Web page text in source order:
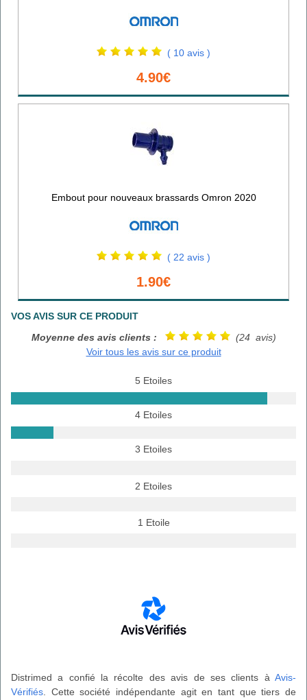
( 10 avis )
4.90€
Embout pour nouveaux brassards Omron 2020
( 22 avis )
1.90€
VOS AVIS SUR CE PRODUIT
Moyenne des avis clients :
(24 avis)
Voir tous les avis sur ce produit
5 Etoiles
4 Etoiles
3 Etoiles
2 Etoiles
1 Etoile
Distrimed a confié la récolte des avis de ses clients à Avis-
Vérifiés. Cette société indépendante agit en tant que tiers de